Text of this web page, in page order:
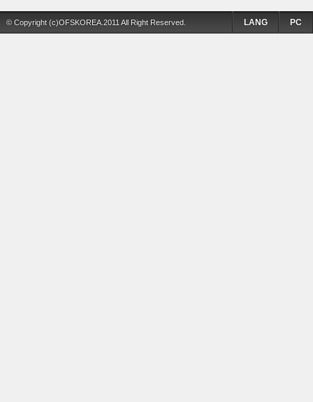
© Copyright (c)OFSKOREA.2011 All Right Reserved. PC
LANG